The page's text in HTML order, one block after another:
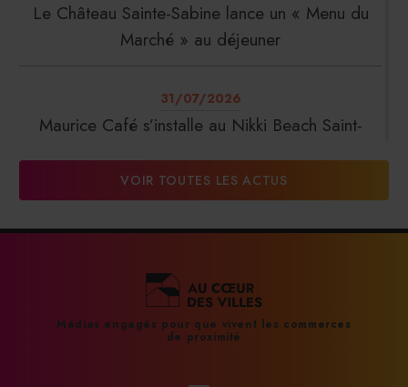
Le Château Sainte-Sabine lance un « Menu du
Marché » au déjeuner
31/07/2026
Maurice Café s’installe au Nikki Beach Saint-
DalterFood Group franchit les 200 millions
31/07/2026
La Liste : La Réserve Paris de nouveau meilleur
VOIR TOUTES LES ACTUS
Médias engagés pour que vivent les commerces
de proximité